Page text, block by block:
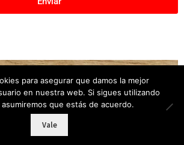
Mobles Elber – Tots els drets
reservats
para asegurar que damos la mejor
en nuestra web. Si sigues utilizando
que estás de acuerdo.
Vale